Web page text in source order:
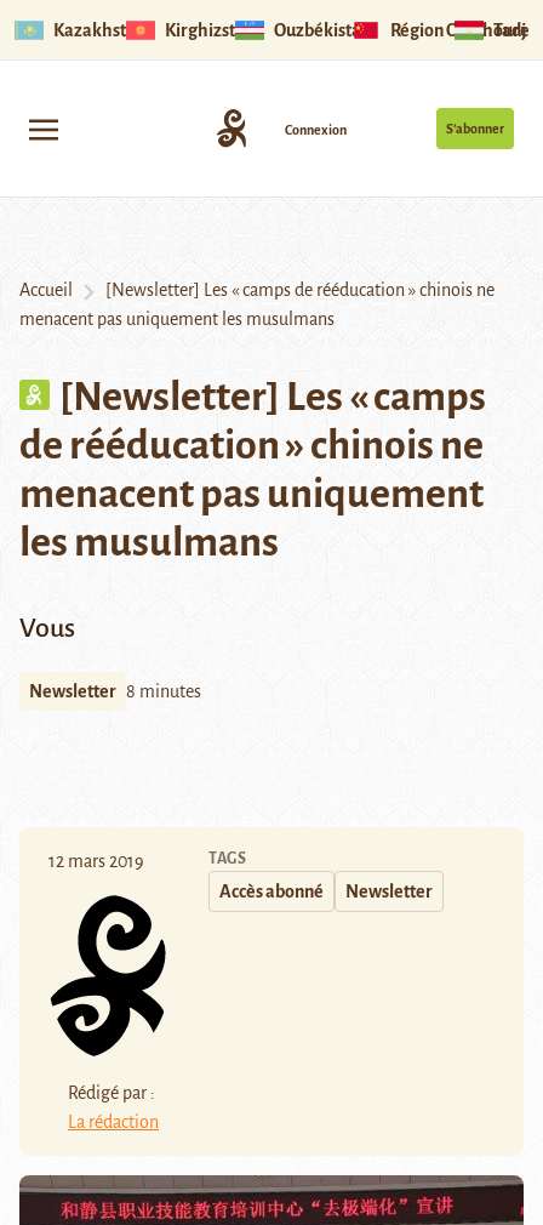
Kazakhstan Kirghizstan Ouzbékistan Région Ouïghoure
S’abonner
Connexion
Accueil
[Newsletter] Les « camps de rééducation » chinois ne
menacent pas uniquement les musulmans
[Newsletter] Les « camps
de rééducation » chinois ne
menacent pas uniquement
les musulmans
Vous
Newsletter 8 minutes
12 mars 2019
Rédigé par :
La rédaction
TAGS
Accès abonné Newsletter